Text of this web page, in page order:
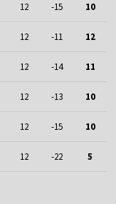
12 -15 10
12 -11 12
12 -14 11
12 -13 10
12 -15 10
12 -22 5